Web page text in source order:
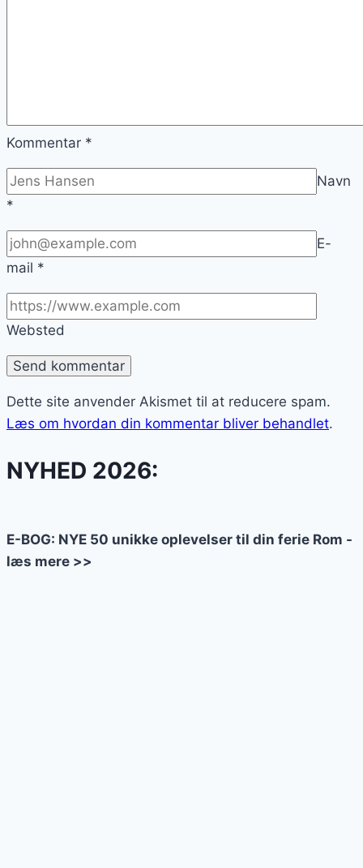
Kommentar *
Navn
*
E-
mail *
Websted
Dette site anvender Akismet til at reducere spam.
Læs om hvordan din kommentar bliver behandlet.
NYHED 2026:
E-BOG: NYE 50 unikke oplevelser til din ferie Rom -
læs mere >>